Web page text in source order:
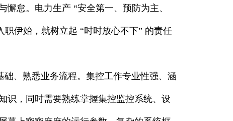
怠。电力生产 “安全第一、预防为主、
伊始，就树立起 “时时放心不下” 的责任
、熟悉业务流程。集控工作专业性强、涵
识，同时需要熟练掌握集控监控系统、设